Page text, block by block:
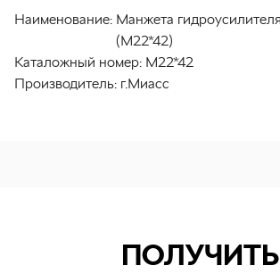
Наименование: Манжета
(М22*42)
Каталожный номер: М22*42
Производитель: г.Миасс
ПОЛУЧИТЬ